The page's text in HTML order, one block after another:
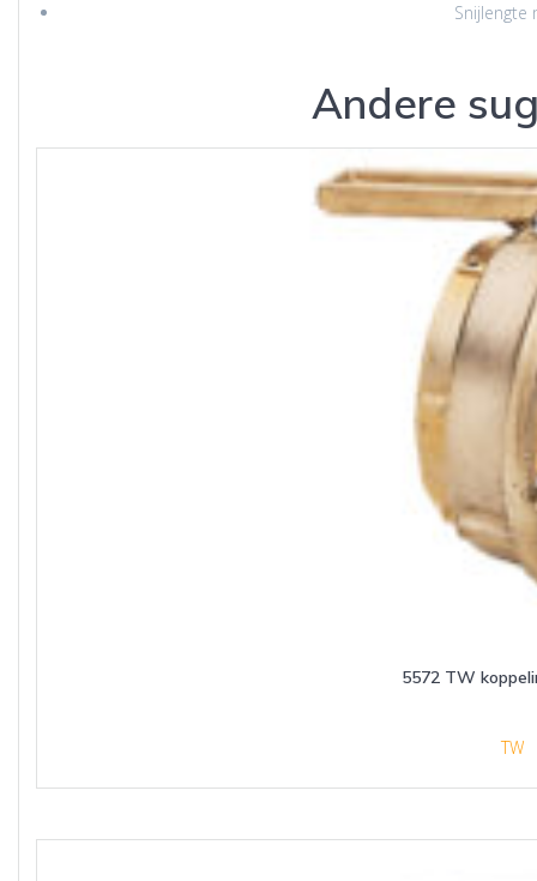
Snijlengte
Andere
5572 TW
TW